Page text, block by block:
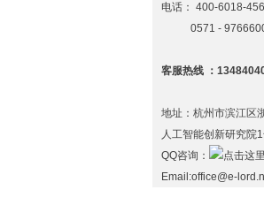
电话： 400-6018-456
0571 -
客服热线 ：
地址：杭州市滨江区
人工智能创新研究院
QQ咨询：
Email:office@e-